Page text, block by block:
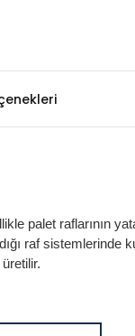
palet raflarının
raf sistemlerinde